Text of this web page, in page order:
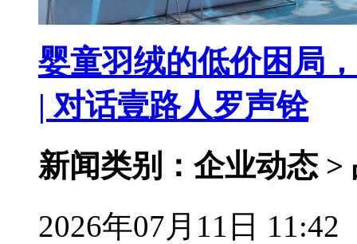
婴童羽绒的低价困局
| 对话壹路人罗声铨
新闻类别：企业动态 >
2026年07月11日 11:42